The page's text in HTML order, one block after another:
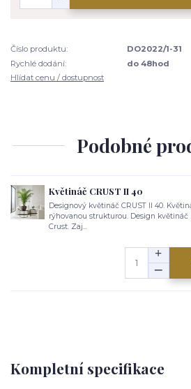
Číslo produktu:
DO2022/1-31
Rychlé dodání:
do 48hod
Hlídat cenu / dostupnost
Podobné
Květináč CRUST II 40
Designový květináč CRUST II 40.
rýhovanou strukturou. Design květináč
Crust. Zaj...
Kompletní specifikace